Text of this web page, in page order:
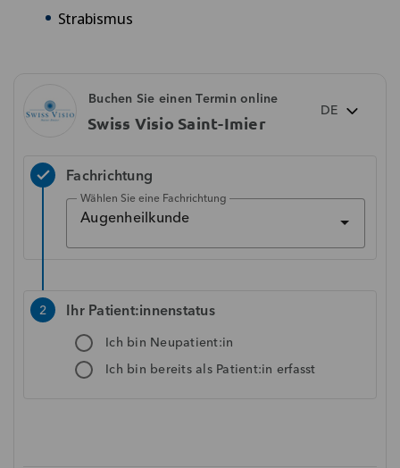
Strabismus